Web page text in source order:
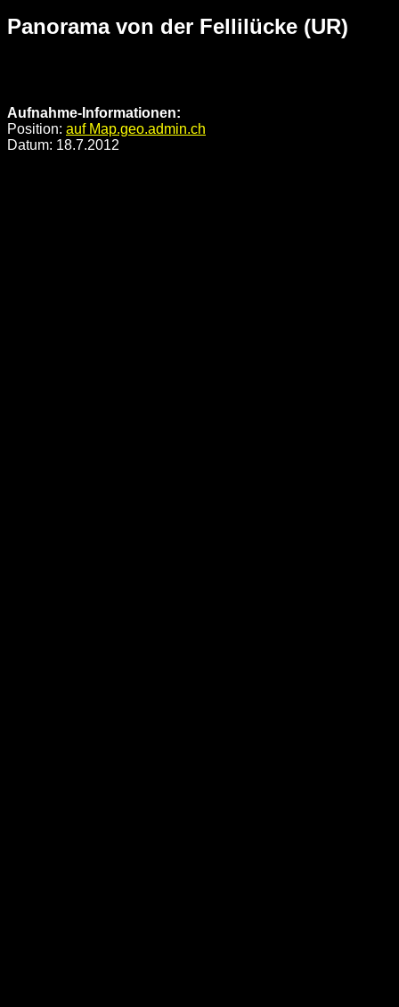
Panorama von der Fellilücke (UR)
Aufnahme-Informationen:
Position: auf Map.geo.admin.ch
Datum: 18.7.2012